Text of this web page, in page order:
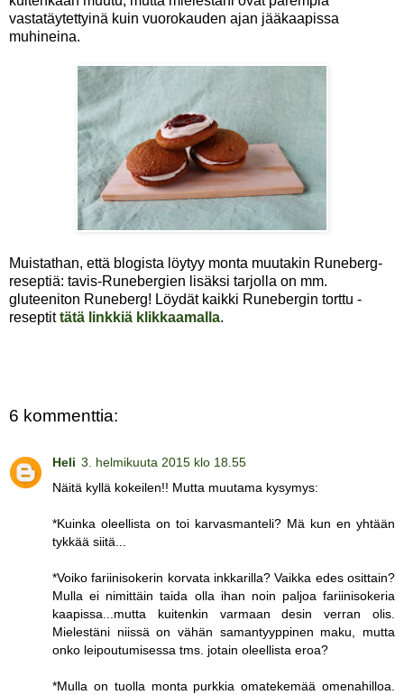
vastatäytettyinä kuin vuorokauden ajan jääkaapissa
muhineina.
Muistathan, että blogista löytyy monta muutakin Runeberg-
reseptiä: tavis-Runebergien lisäksi tarjolla on mm.
gluteeniton Runeberg! Löydät kaikki Runebergin torttu -
reseptittätä linkkiä klikkaamalla.
6 kommenttia:
Heli 3. helmikuuta 2015 klo 18.55
Näitä kyllä kokeilen!! Mutta muutama kysymys:
*Kuinka oleellista on toi karvasmanteli? Mä kun en yhtään
tykkää siitä...
*Voiko fariinisokerin korvata inkkarilla? Vaikka edes osittain?
Mulla ei nimittäin taida olla ihan noin paljoa fariinisokeria
kaapissa...mutta kuitenkin varmaan desin verran olis.
Mielestäni niissä on vähän samantyyppinen maku, mutta
onko leipoutumisessa tms. jotain oleellista eroa?
*Mulla on tuolla monta purkkia omatekemää omenahilloa.